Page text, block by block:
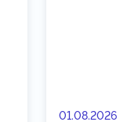
01.08.2026